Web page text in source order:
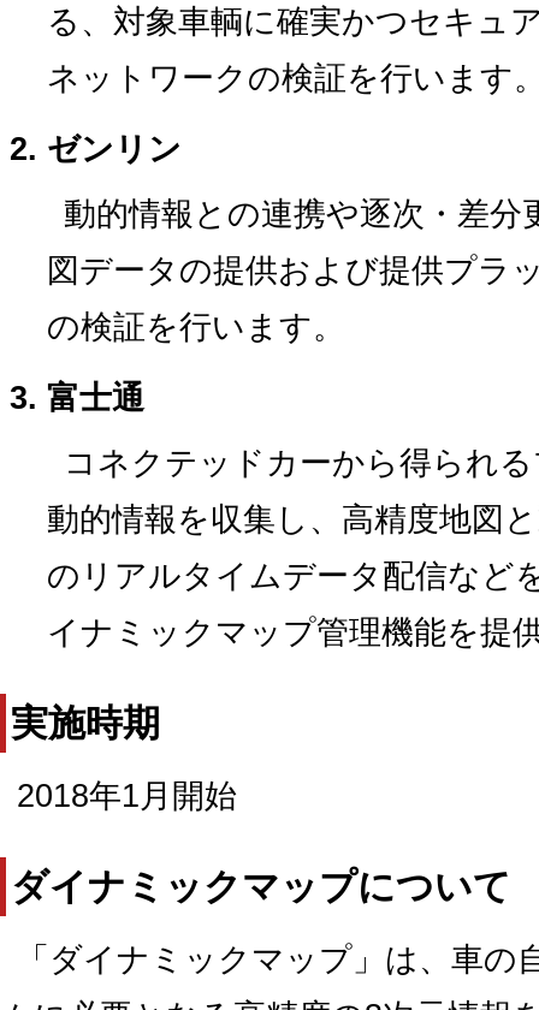
る、対象車輌に確実かつセキュ
ネットワークの検証を行います
ゼンリン
動的情報との連携や逐次・差
図データの提供および提供プラ
の検証を行います。
富士通
コネクテッドカーから得られ
動的情報を収集し、高精度地図
のリアルタイムデータ配信など
イナミックマップ管理機能を提
実施時期
2018年1月開始
ダイナミックマップについて
「ダイナミックマップ」は、車の